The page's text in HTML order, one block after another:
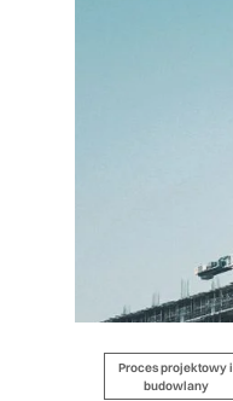
Proces projektowy i
budowlany